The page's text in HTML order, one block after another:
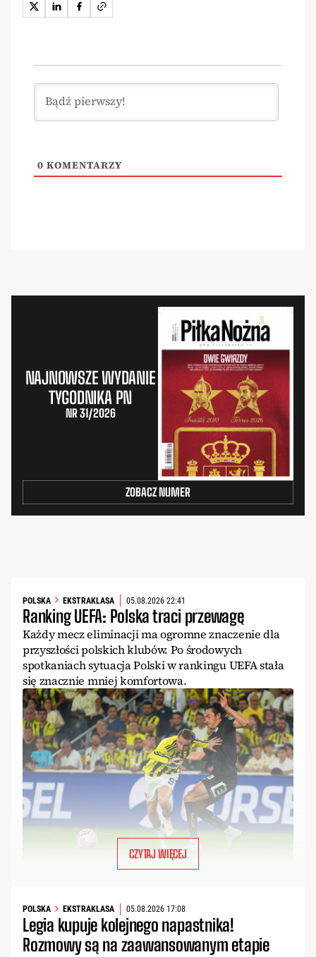
0 KOMENTARZY
NAJNOWSZE WYDANIE
TYGODNIKA PN
NR 31/2026
ZOBACZ NUMER
POLSKA EKSTRAKLASA 05.08.2026 22:41
Ranking UEFA: Polska traci przewagę
Każdy mecz eliminacji ma ogromne znaczenie dla
przyszłości polskich klubów. Po środowych
spotkaniach sytuacja Polski w rankingu UEFA stała
się znacznie mniej komfortowa.
CZYTAJ WIĘCEJ
POLSKA EKSTRAKLASA 05.08.2026 17:08
Legia kupuje kolejnego napastnika!
Rozmowy są na zaawansowanym etapie